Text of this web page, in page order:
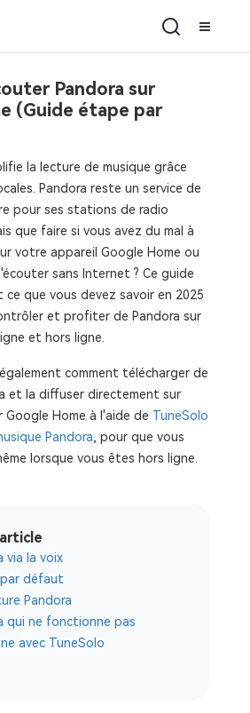
Pandora sur
(Guide étape par
la lecture de musique grâce
Pandora reste un service de
pour ses stations de radio
que faire si vous avez du mal à
votre appareil Google Home ou
sans Internet ? Ce guide
que vous devez savoir en 2025
et profiter de Pandora sur
et hors ligne.
comment télécharger de
et la diffuser directement sur
Home à l'aide de TuneSolo
Pandora, pour que vous
lorsque vous êtes hors ligne.
via la voix
par défaut
Pandora
qui ne fonctionne pas
avec TuneSolo